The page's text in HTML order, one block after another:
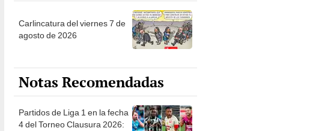
Carlincatura del viernes 7 de
agosto de 2026
Notas Recomendadas
Partidos de Liga 1 en la fecha
4 del Torneo Clausura 2026: